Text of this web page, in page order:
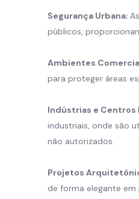
Segurança Urbana:
públicos,
Ambientes
para proteger áreas
Indústrias e Centros
industriais, onde são
não autorizados.
Projetos
de forma elegante